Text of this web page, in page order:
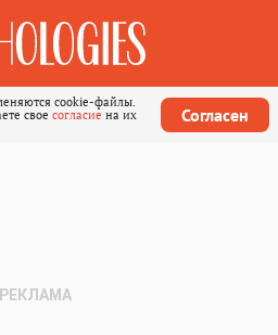
cookie-файлы.
свое согласие на их
Согласен